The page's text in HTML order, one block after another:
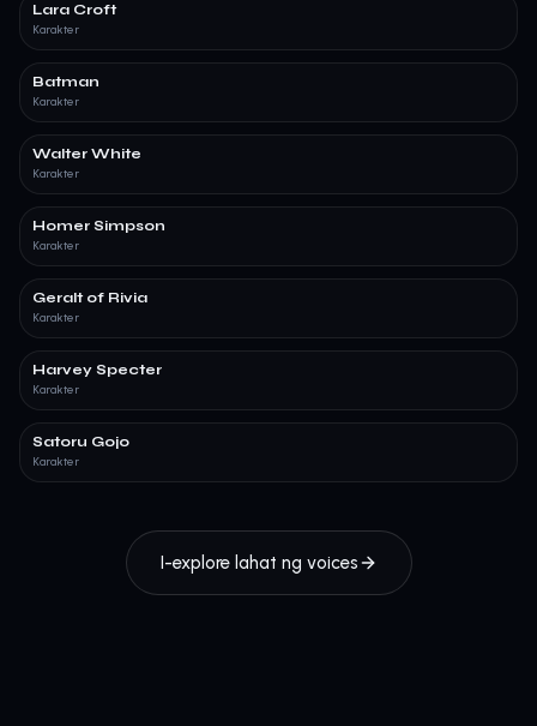
Lara Croft
Karakter
Batman
Karakter
Walter White
Karakter
Homer Simpson
Karakter
Geralt of Rivia
Karakter
Harvey Specter
Karakter
Satoru Gojo
Karakter
I-explore lahat ng voices